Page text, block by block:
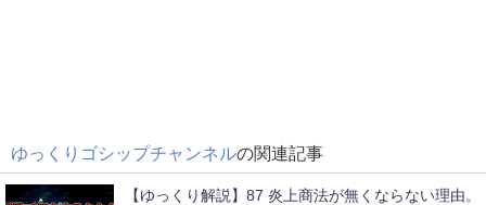
ゆっくりゴシップチャンネルの関連記事
【ゆっくり解説】87 炎上商法が無くならない理由。